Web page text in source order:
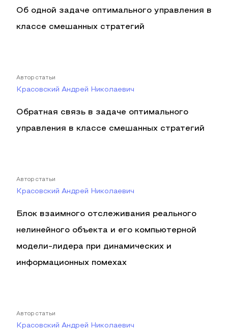
Об одной задаче оптимального управления в
классе смешанных стратегий
Автор статьи
Красовский Андрей Николаевич
Обратная связь в задаче оптимального
управления в классе смешанных стратегий
Автор статьи
Красовский Андрей Николаевич
Блок взаимного отслеживания реального
нелинейного объекта и его компьютерной
модели-лидера при динамических и
информационных помехах
Автор статьи
Красовский Андрей Николаевич